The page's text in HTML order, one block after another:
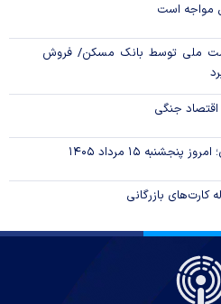
مواجه است
واحد نهضت ملی توسط بانک مسکن/ فروش
جنگی
۱۵ مرداد ۱۴۰۵
کارت‌های بازرگانی